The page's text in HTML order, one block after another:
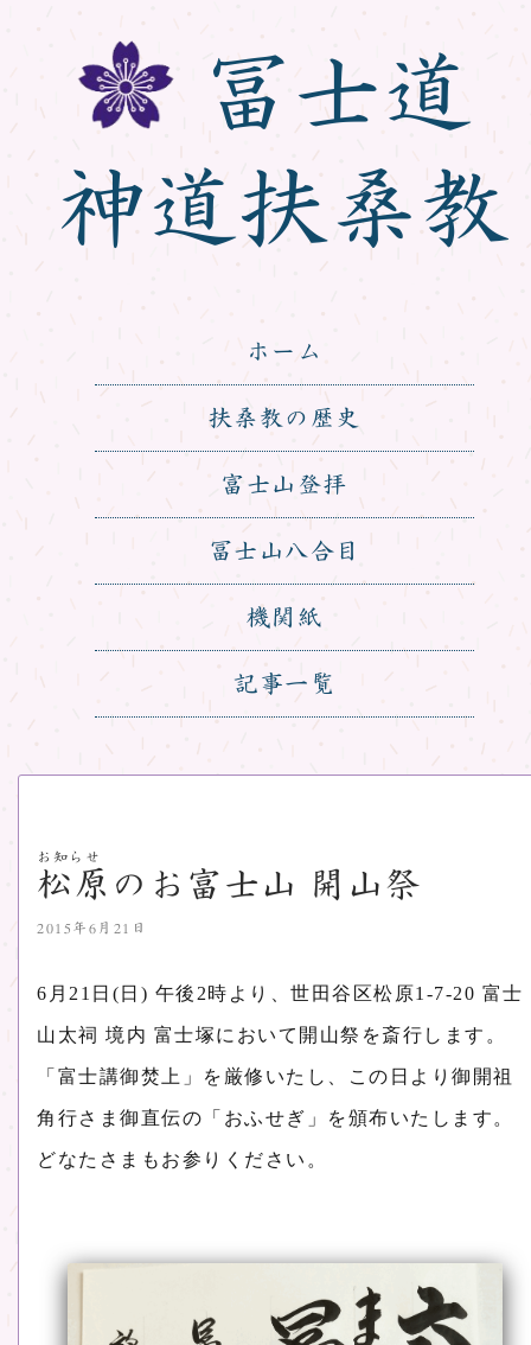
冨士道
神道扶桑教
ホーム
扶桑教の歴史
富士山登拝
冨士山八合目
機関紙
記事一覧
お知らせ
松原のお富士山 開山祭
2015年6月21日
6月21日(日) 午後2時より、世田谷区松原1-7-20 富士
山太祠 境内 富士塚において開山祭を斎行します。
「富士講御焚上」を厳修いたし、この日より御開祖
角行さま御直伝の「おふせぎ」を頒布いたします。
どなたさまもお参りください。